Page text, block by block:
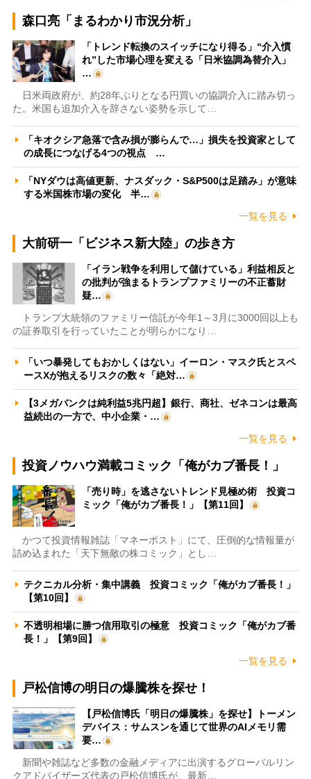
森口亮「まるわかり市況分析」
「トレンド転換のスイッチになり得る」“介入慣
れ”した市場心理を変える「日米協調為替介入」
…
日米両政府が、約28年ぶりとなる円買いの協調介入に踏み切っ
た。米国も追加介入を辞さない姿勢を示して…
「キオクシア急落で含み損が膨らんで…」損失を投資家として
の成長につなげる4つの視点 …
「NYダウは高値更新、ナスダック・S&P500は足踏み」が意味
する米国株市場の変化 半…
一覧を見る
大前研一「ビジネス新大陸」の歩き方
「イラン戦争を利用して儲けている」利益相反と
の批判が強まるトランプファミリーの不正蓄財
疑…
トランプ大統領のファミリー信託が今年1～3月に3000回以上も
の証券取引を行っていたことが明らかになり…
「いつ暴発してもおかしくはない」イーロン・マスク氏とスペ
ースXが抱えるリスクの数々「絶対…
【3メガバンクは純利益5兆円超】銀行、商社、ゼネコンは最高
益続出の一方で、中小企業・…
一覧を見る
投資ノウハウ満載コミック「俺がカブ番長！」
「売り時」を逃さないトレンド見極め術 投資コ
ミック「俺がカブ番長！」【第11回】
かつて投資情報雑誌「マネーポスト」にて、圧倒的な情報量が
詰め込まれた「天下無敵の株コミック」とし…
テクニカル分析・集中講義 投資コミック「俺がカブ番長！」
【第10回】
不透明相場に勝つ信用取引の極意 投資コミック「俺がカブ番
長！」【第9回】
一覧を見る
戸松信博の明日の爆騰株を探せ！
【戸松信博氏「明日の爆騰株」を探せ】トーメン
デバイス：サムスンを通じて世界のAIメモリ需
要…
新聞や雑誌など多数の金融メディアに出演するグローバルリン
クアドバイザーズ代表の戸松信博氏が、最新…